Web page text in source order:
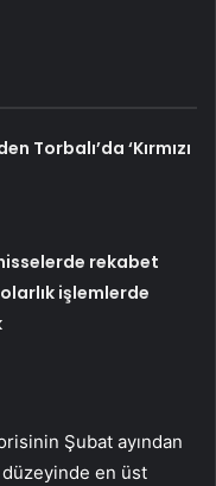
Torbalı’da ‘Kırmızı
rekabet
işlemlerde
Şubat ayından
en üst